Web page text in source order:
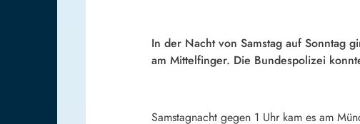
In der Nacht von Samstag auf Sonntag
am Mittelfinger. Die Bundespolizei
Samstagnacht gegen 1 Uhr kam es am